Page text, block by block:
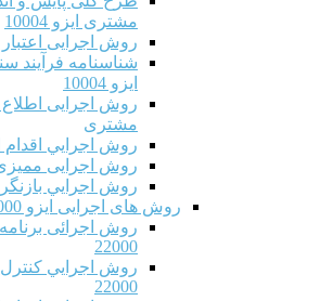
مشتری ایزو 10004
روش اجرایی
شناسنامه
ایزو 10004
روش اجرایی
مشتری
روش اجرايي اقدام
روش اجرایی ممیزی
روش اجرايي بازنگري
روش های اجرایی ایزو 22000
روش اجرائی برنامه
22000
روش اجرايي
22000